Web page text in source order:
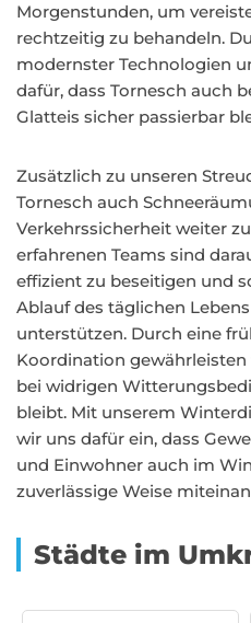
Morgenstunden, um
rechtzeitig zu behandeln.
modernster Technologien
dafür, dass Tornesch auch
Glatteis sicher passierbar
Zusätzlich zu unseren
Tornesch auch
Verkehrssicherheit weiter
erfahrenen Teams sind
effizient zu beseitigen und
Ablauf des täglichen
unterstützen. Durch eine
Koordination gewährleisten
bei widrigen
bleibt. Mit unserem
wir uns dafür ein, dass
und Einwohner auch im
zuverlässige Weise
Städte im